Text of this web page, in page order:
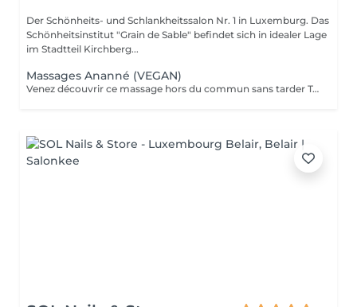
Der Schönheits- und Schlankheitssalon Nr. 1 in Luxemburg. Das
Schönheitsinstitut "Grain de Sable" befindet sich in idealer Lage
im Stadtteil Kirchberg...
Massages Ananné (VEGAN)
Venez découvrir ce massage hors du commun sans tarder Tout d'abord nous utilisons une huile végétale et pure puis nous massons l'ensemble du corps en alternant brosses et pierres. Relaxation assurée ! Le corps est détendu et tonifié.